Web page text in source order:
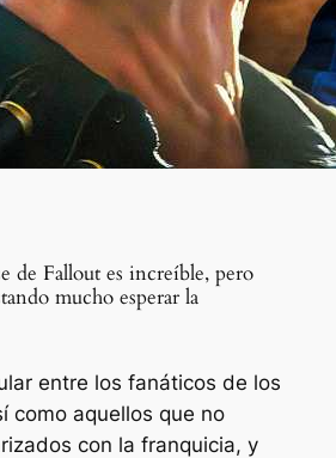
de Fallout es increíble, pero
mucho esperar la
entre los fanáticos de los
como aquellos que no
con la franquicia, y